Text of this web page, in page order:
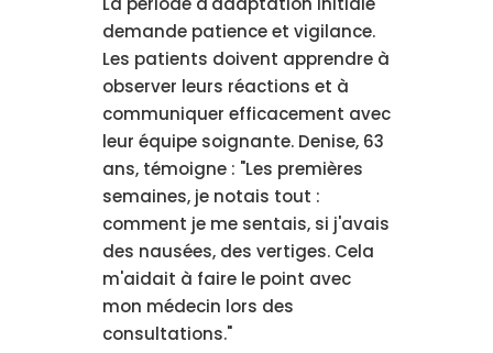
demande patience et vigilance.
Les patients doivent apprendre à
observer leurs réactions et à
communiquer efficacement avec
leur équipe soignante. Denise, 63
ans, témoigne : "Les premières
semaines, je notais tout :
comment je me sentais, si j'avais
des nausées, des vertiges. Cela
m'aidait à faire le point avec
mon médecin lors des
consultations."